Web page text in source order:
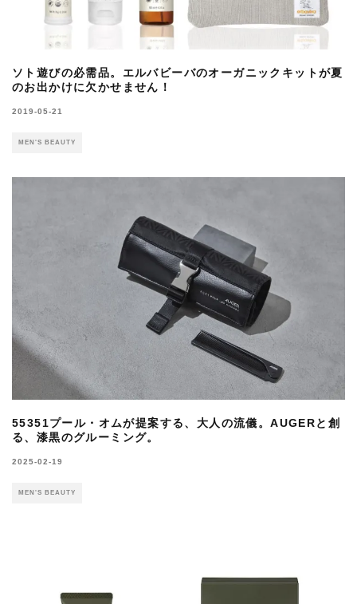
ソト遊びの必需品。エルバビーバのオーガニックキットが夏
のお出かけに欠かせません！
2019-05-21
MEN'S BEAUTY
55351プール・オムが提案する、大人の流儀。AUGERと創
る、漆黒のグルーミング。
2025-02-19
MEN'S BEAUTY